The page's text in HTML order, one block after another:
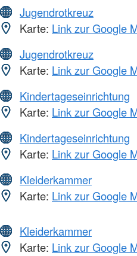
Jugendrotkreuz
Karte: Link zur Google
Jugendrotkreuz
Karte: Link zur Google
Kindertageseinrichtung
Karte: Link zur Google
Kindertageseinrichtung
Karte: Link zur Google
Kleiderkammer
Karte: Link zur Google
Kleiderkammer
Karte: Link zur Google